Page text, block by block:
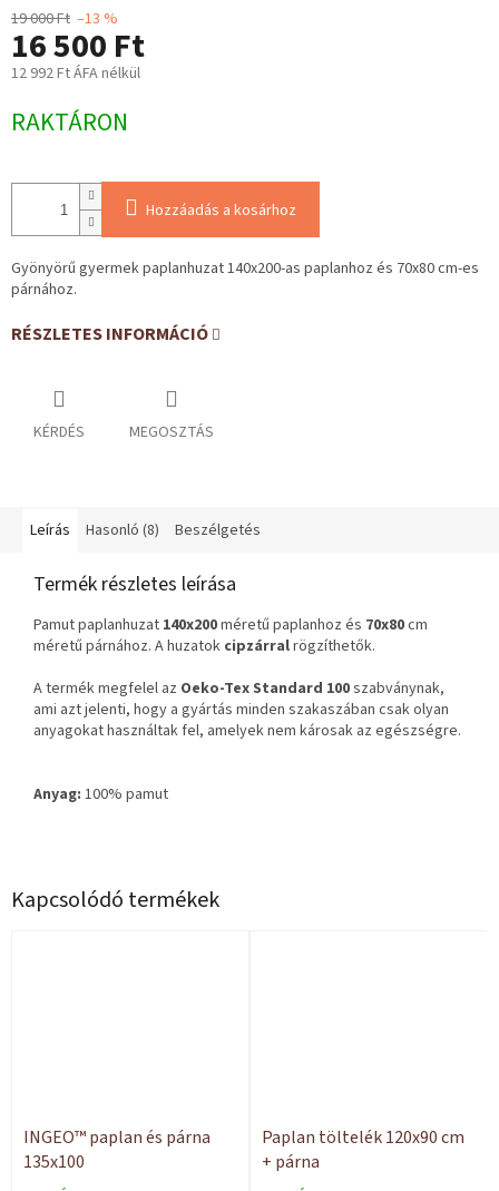
19 000 Ft –13 %
16 500 Ft
12 992 Ft ÁFA nélkül
Egységár:
RAKTÁRON
Hozzáadás a kosárhoz
Gyönyörű gyermek paplanhuzat 140x200-as paplanhoz és 70x80 cm-es
párnához.
RÉSZLETES INFORMÁCIÓ
KÉRDÉS MEGOSZTÁS
Kapcsolódó termékek
INGEO™ paplan és párna
135x100
Paplan töltelék 120x90 cm
+ párna
Leírás Hasonló (8) Beszélgetés
Termék részletes leírása
Pamut paplanhuzat 140x200méretű paplanhoz és 70x80cm
méretű párnához. A huzatok cipzárralrögzíthetők.
A termék megfelel az Oeko-Tex Standard 100szabványnak,
ami azt jelenti, hogy a gyártás minden szakaszában csak olyan
anyagokat használtak fel, amelyek nem károsak az egészségre.
Anyag: 100% pamut